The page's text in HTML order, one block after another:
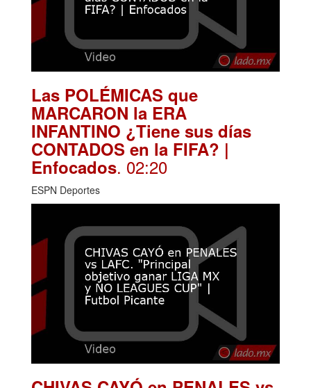
Las POLÉMICAS que
MARCARON la ERA
INFANTINO ¿Tiene sus días
CONTADOS en la FIFA? |
Enfocados. 02:20
ESPN Deportes